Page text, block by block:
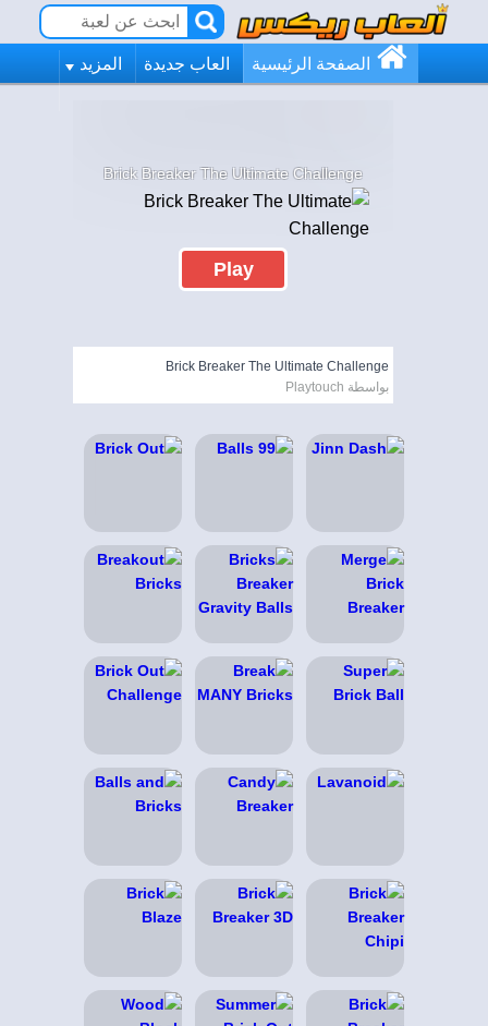
الصفحة الرئيسية العاب جديدة المزيد
Brick Breaker The Ultimate Challenge
Play
Brick Breaker The Ultimate Challenge
بواسطة Playtouch